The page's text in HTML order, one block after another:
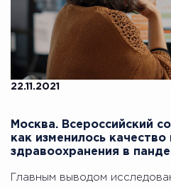
22.11.2021
Москва. Всероссийский
как изменилось качество
здравоохранения в
Главным выводом